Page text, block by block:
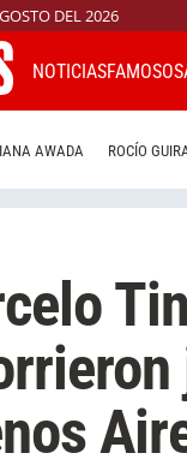
DEL 2026
NOTICIASFAMOSOS
AWADA ROCÍO